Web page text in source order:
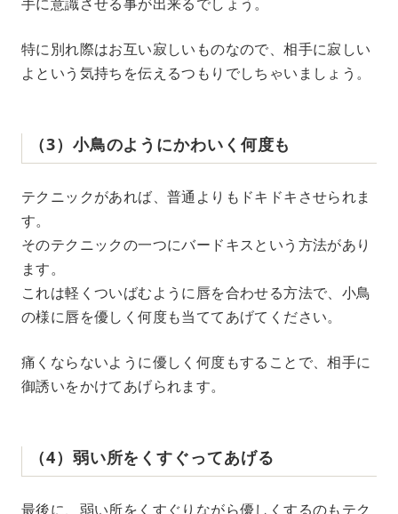
特に別れ際はお互い寂しいものなので、相手に寂しい
よという気持ちを伝えるつもりでしちゃいましょう。
（3）小鳥のようにかわいく何度も
テクニックがあれば、普通よりもドキドキさせられま
す。
そのテクニックの一つにバードキスという方法があり
ます。
これは軽くついばむように唇を合わせる方法で、小鳥
の様に唇を優しく何度も当ててあげてください。
痛くならないように優しく何度もすることで、相手に
御誘いをかけてあげられます。
（4）弱い所をくすぐってあげる
最後に、弱い所をくすぐりながら優しくするのもテク